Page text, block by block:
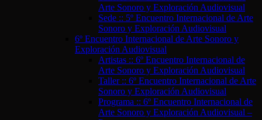
Arte Sonoro y Exploración Audiovisual
Sede :: 5º Encuentro Internacional de Arte
Sonoro y Exploración Audiovisual
6º Encuentro Internacional de Arte Sonoro y
Exploración Audiovisual
Artistas :: 6º Encuentro Internacional de
Arte Sonoro y Exploración Audiovisual
Taller :: 6º Encuentro Internacional de Arte
Sonoro y Exploración Audiovisual
Programa :: 6º Encuentro Internacional de
Arte Sonoro y Exploración Audiovisual –